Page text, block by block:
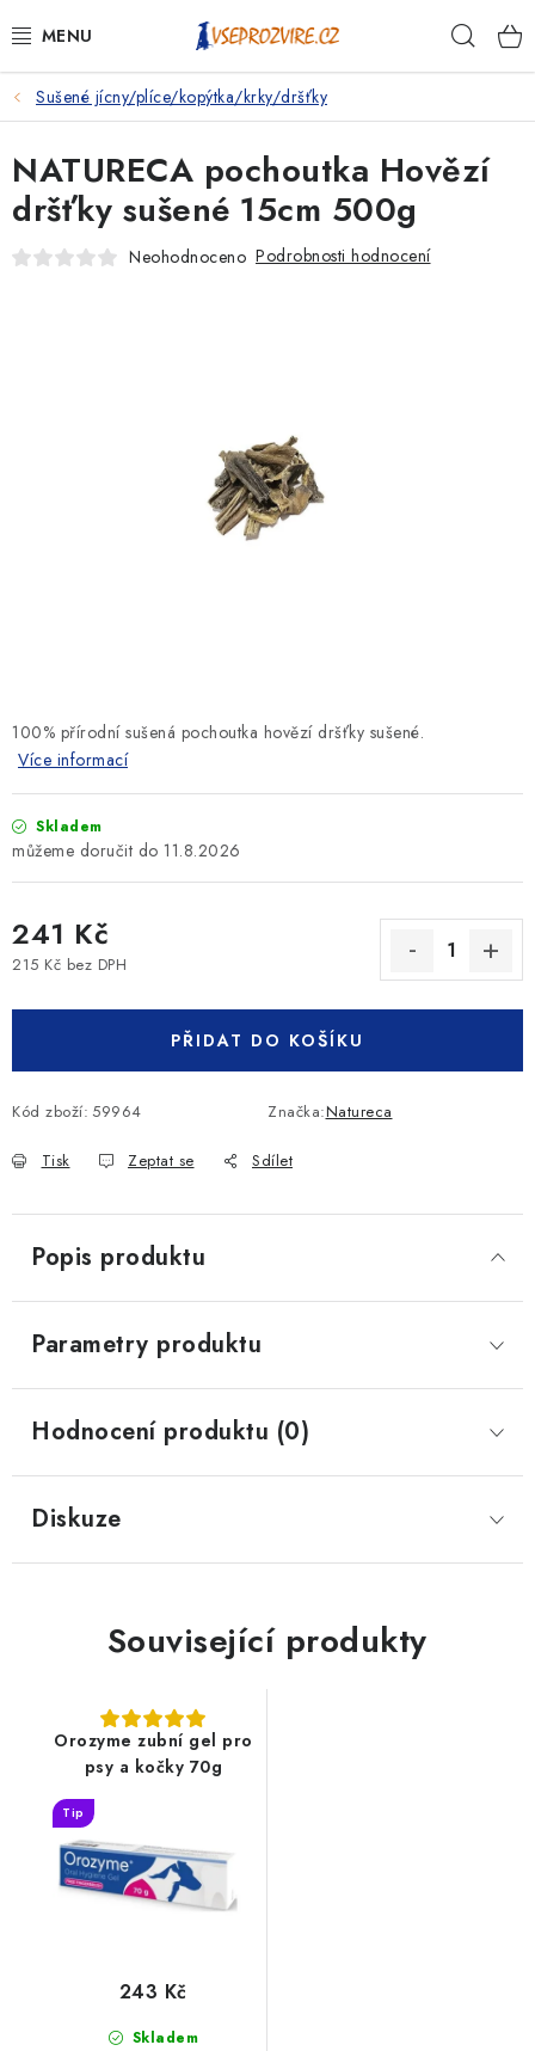
na
PSI
KOČKY
KONĚ
KRÁLÍCI/HLODAVCI/PTÁCI
Sušené jícny/plíce/kopýtka/krky/dršťky
100% přírodní sušená pochoutka hovězí dršťky sušené.
Více informací
Skladem
11.8.2026
241 Kč
215 Kč bez DPH
PŘIDAT DO KOŠÍKU
Kód zboží: 59964 Značka:Natureca
Tisk Zeptat se Sdílet
NATURECA pochoutka Hovězí
dršťky sušené 15cm 500g
Neohodnoceno Podrobnosti hodnocení
Popis produktu
Parametry produktu
Hodnocení produktu (0)
Diskuze
Související produkty
Orozyme zubní gel pro
psy a kočky 70g
Tip
Skladem
243 Kč